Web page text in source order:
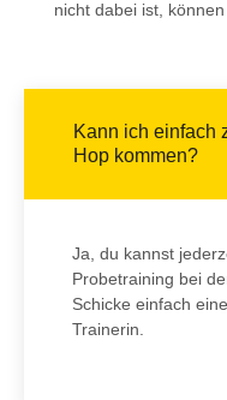
nicht dabei ist,
Kann ich einfach
Hop kommen?
Ja, du kannst
Probetraining bei
Schicke einfach
Trainerin.